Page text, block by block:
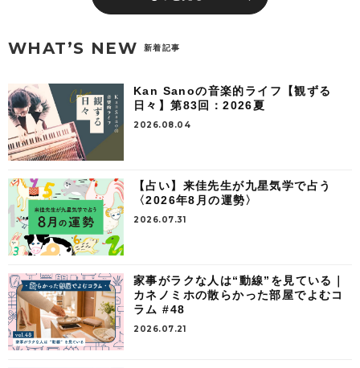
WHAT’S NEW 新着記事
Kan Sanoの音楽的ライフ【観ずる
日々】第83回：2026夏
2026.08.04
【占い】来佳先生が九星気学で占う
〈2026年8月の運勢〉
2026.07.31
家事がラクな人は“動線”を見ている｜
カネノミホの散らかった部屋でよむコ
ラム #48
2026.07.21